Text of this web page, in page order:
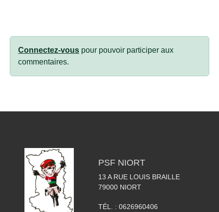
Connectez-vous pour pouvoir participer aux
commentaires.
PSF NIORT
13 A RUE LOUIS BRAILLE
79000 NIORT
TÉL. : 0626960406